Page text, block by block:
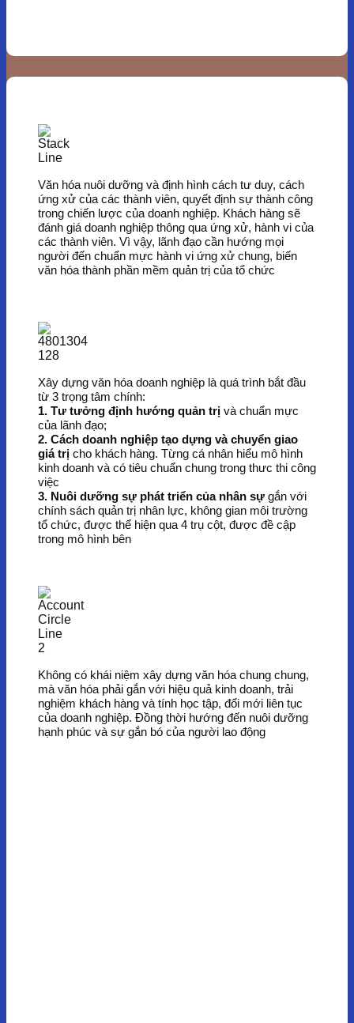
Văn hóa nuôi dưỡng và định hình cách tư duy, cách
ứng xử của các thành viên, quyết định sự thành công
trong chiến lược của doanh nghiệp. Khách hàng sẽ
đánh giá doanh nghiệp thông qua ứng xử, hành vi của
các thành viên. Vì vậy, lãnh đạo cần hướng mọi
người đến chuẩn mực hành vi ứng xử chung, biến
văn hóa thành phần mềm quản trị của tổ chức
Xây dựng văn hóa doanh nghiệp là quá trình bắt đầu
từ 3 trọng tâm chính:
1. Tư tưởng định hướng quản trị và chuẩn mực
của lãnh đạo;
2. Cách doanh nghiệp tạo dựng và chuyển giao
giá trị cho khách hàng. Từng cá nhân hiểu mô hình
kinh doanh và có tiêu chuẩn chung trong thưc thi công
việc
3. Nuôi dưỡng sự phát triển của nhân sự gắn với
chính sách quản trị nhân lực, không gian môi trường
tổ chức, được thể hiện qua 4 trụ cột, được đề cập
trong mô hình bên
Không có khái niệm xây dựng văn hóa chung chung,
mà văn hóa phải gắn với hiệu quả kinh doanh, trải
nghiệm khách hàng và tính học tập, đổi mới liên tục
của doanh nghiệp. Đồng thời hướng đến nuôi dưỡng
hạnh phúc và sự gắn bó của người lao động